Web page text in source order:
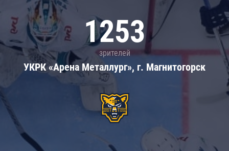
1253
зрителей
УКРК «Арена Металлург», г. Магнитогорск